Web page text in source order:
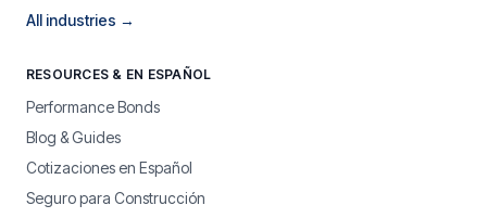
All industries →
RESOURCES & EN ESPAÑOL
Performance Bonds
Blog & Guides
Cotizaciones en Español
Seguro para Construcción